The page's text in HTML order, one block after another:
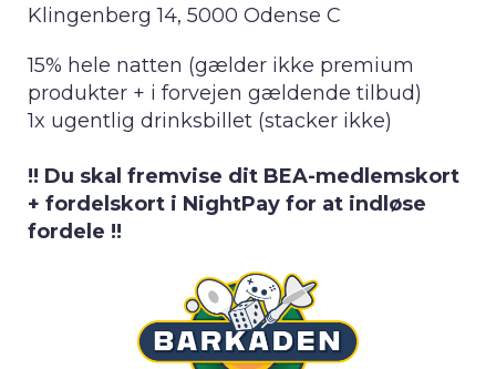
Klingenberg 14, 5000 Odense C
15% hele natten (gælder ikke premium
produkter + i forvejen gældende tilbud)
1x ugentlig drinksbillet (stacker ikke)
!! Du skal fremvise dit BEA-medlemskort
+ fordelskort i NightPay for at indløse
fordele !!